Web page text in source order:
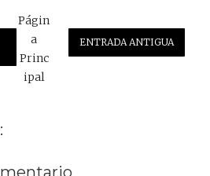
ENTRADA ANTIGUA
Págin
a
Princ
ipal